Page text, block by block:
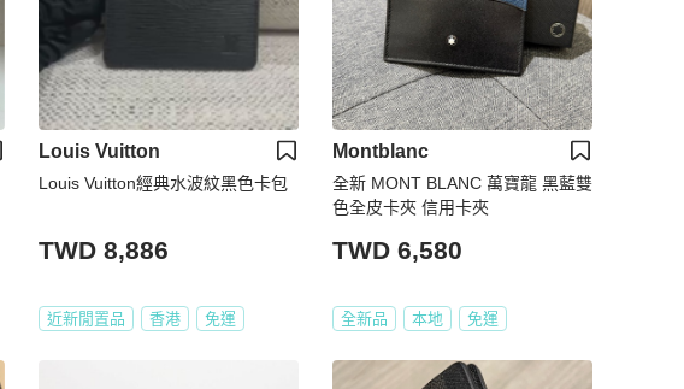
Louis Vuitton
Louis Vuitton經典水波紋黑色卡包
TWD 8,886
近新閒置品 香港 免運
Montblanc
全新 MONT BLANC 萬寶龍 黑藍雙
色全皮卡夾 信用卡夾
TWD 6,580
全新品 本地 免運